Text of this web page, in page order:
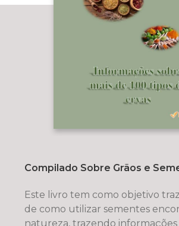
Compilado Sobre Grãos e
Este livro tem como objetivo
de como utilizar sementes
natureza, trazendo informações